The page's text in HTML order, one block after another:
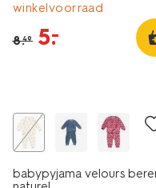
winkelvoorraad
8.49 5.
–
babypyjama velours